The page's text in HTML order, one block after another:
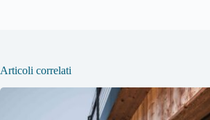
Articoli correlati